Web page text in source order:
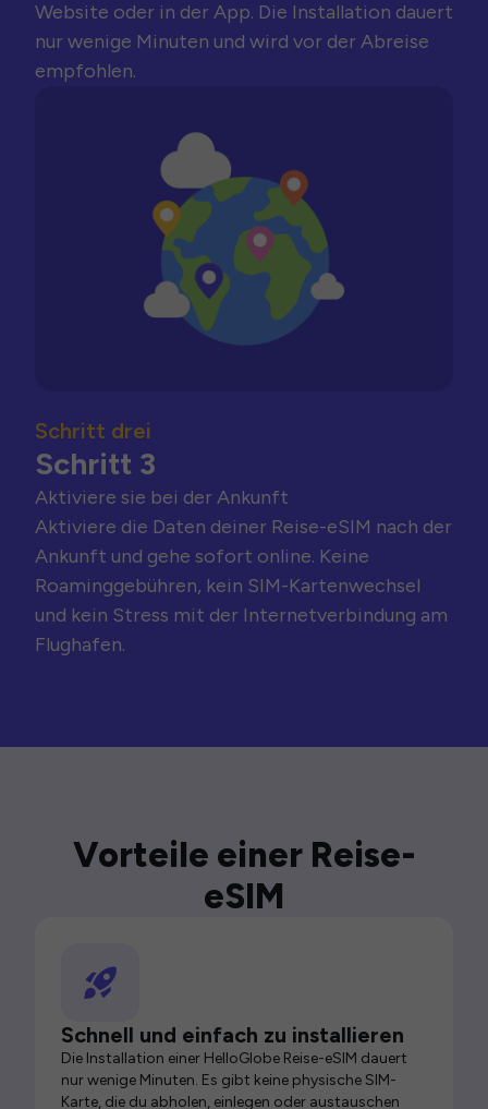
Website oder in der App. Die Installation dauert
nur wenige Minuten und wird vor der Abreise
empfohlen.
Schritt drei
Schritt 3
Aktiviere sie bei der Ankunft
Aktiviere die Daten deiner Reise-eSIM nach der
Ankunft und gehe sofort online. Keine
Roaminggebühren, kein SIM-Kartenwechsel
und kein Stress mit der Internetverbindung am
Flughafen.
Vorteile einer Reise-
eSIM
Schnell und einfach zu installieren
Die Installation einer HelloGlobe Reise-eSIM dauert
nur wenige Minuten. Es gibt keine physische SIM-
Karte, die du abholen, einlegen oder austauschen